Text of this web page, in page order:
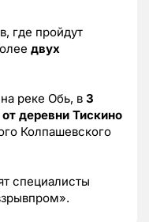
где пройдут
двух
реке Обь, в 3
деревни Тискино
Колпашевского
специалисты